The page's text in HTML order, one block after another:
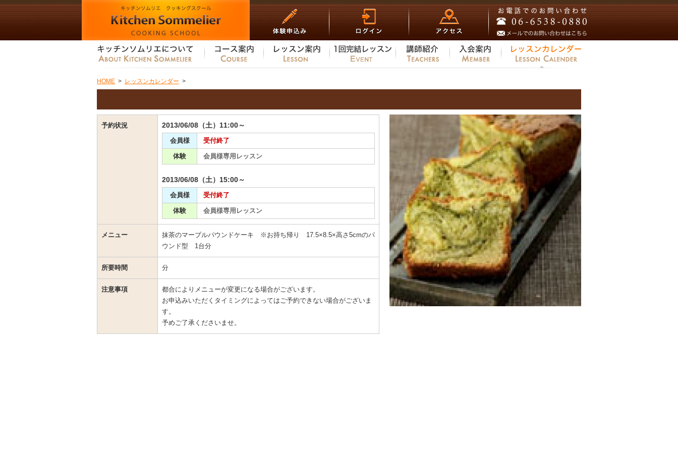
HOME > レッスンカレンダー >
予約状況 2013/06/08（土）11:00～
会員様 受付終了
体験 会員様専用レッスン
2013/06/08（土）15:00～
会員様 受付終了
体験 会員様専用レッスン
メニュー
抹茶のマーブルパウンドケーキ ※お持ち帰り 17.5×8.5×高さ5cmのパ
ウンド型 1台分
所要時間 分
注意事項
都合によりメニューが変更になる場合がございます。
お申込みいただくタイミングによってはご予約できない場合がございま
す。
予めご了承くださいませ。